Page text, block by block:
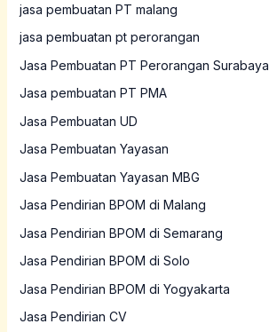
jasa pembuatan PT malang
jasa pembuatan pt perorangan
Jasa Pembuatan PT Perorangan Surabaya
Jasa pembuatan PT PMA
Jasa Pembuatan UD
Jasa Pembuatan Yayasan
Jasa Pembuatan Yayasan MBG
Jasa Pendirian BPOM di Malang
Jasa Pendirian BPOM di Semarang
Jasa Pendirian BPOM di Solo
Jasa Pendirian BPOM di Yogyakarta
Jasa Pendirian CV